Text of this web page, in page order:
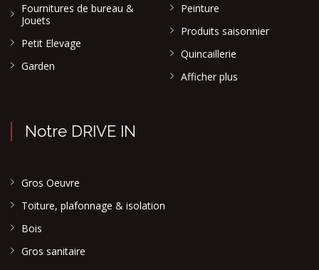
Fournitures de bureau &
Jouets
Petit Elevage
Garden
Peinture
Produits saisonnier
Quincaillerie
Afficher plus
Notre DRIVE IN
Gros Oeuvre
Toiture, plafonnage & isolation
Bois
Gros sanitaire